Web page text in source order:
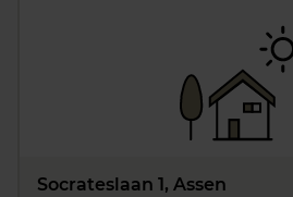
Socrateslaan 1, Assen